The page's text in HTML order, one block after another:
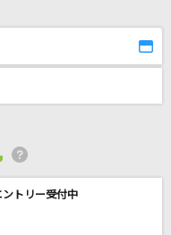
トリー受付中